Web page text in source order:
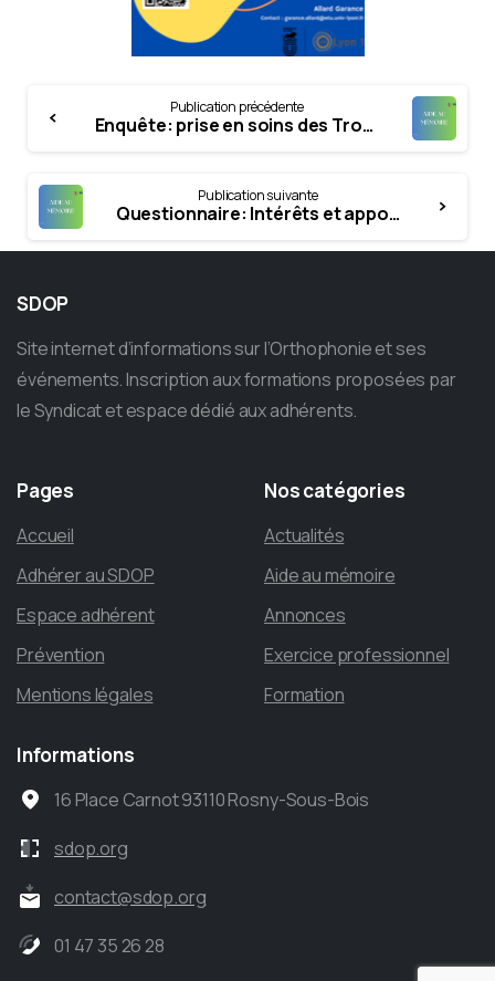
Reading
Publication précédente
Enquête: prise en soins des Troubles Alimentaires Pédiatriques_ perspectives sur les rééducations de groupe et individuelles
Publication suivante
Questionnaire: Intérêts et apports de la coopération orthophonistes / psychologues dans la prise en soins de la dysphonie spasmodique
SDOP
Site internet d’informations sur l’Orthophonie et ses
événements. Inscription aux formations proposées par
le Syndicat et espace dédié aux adhérents.
Pages
Accueil
Adhérer au SDOP
Espace adhérent
Prévention
Mentions légales
Noscatégories
Actualités
Aide au mémoire
Annonces
Exercice professionnel
Formation
Informations
16 Place Carnot 93110 Rosny-Sous-Bois
sdop.org
contact@sdop.org
01 47 35 26 28